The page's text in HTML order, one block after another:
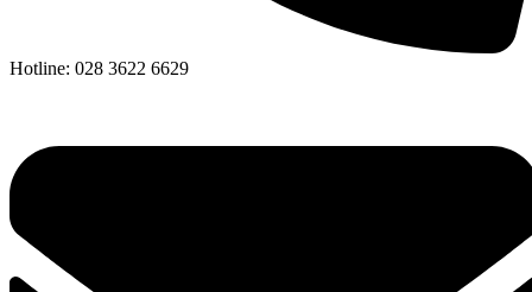
Hotline: 028 3622 6629